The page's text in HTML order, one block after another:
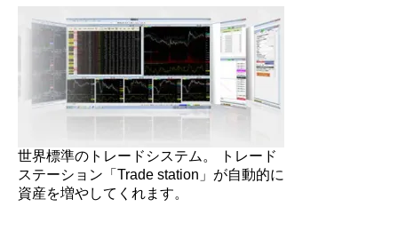
世界標準のトレードシステム。 トレード
ステーション「Trade station」が自動的に
資産を増やしてくれます。